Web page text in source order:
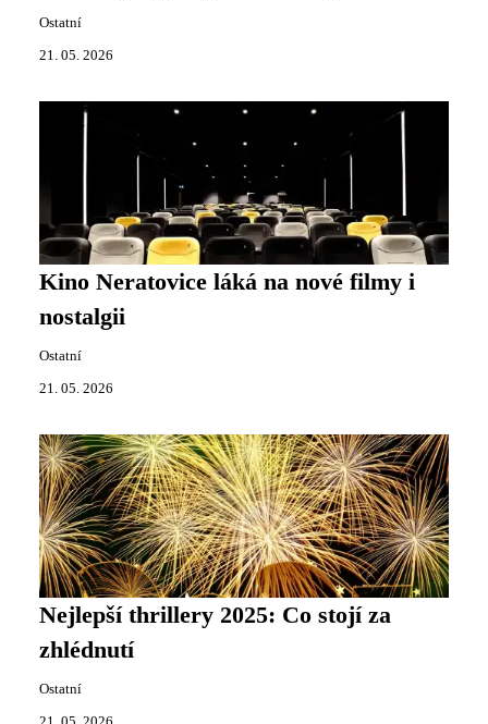
Ostatní
21. 05. 2026
Kino Neratovice láká na nové filmy i
nostalgii
Ostatní
21. 05. 2026
Nejlepší thrillery 2025: Co stojí za
zhlédnutí
Ostatní